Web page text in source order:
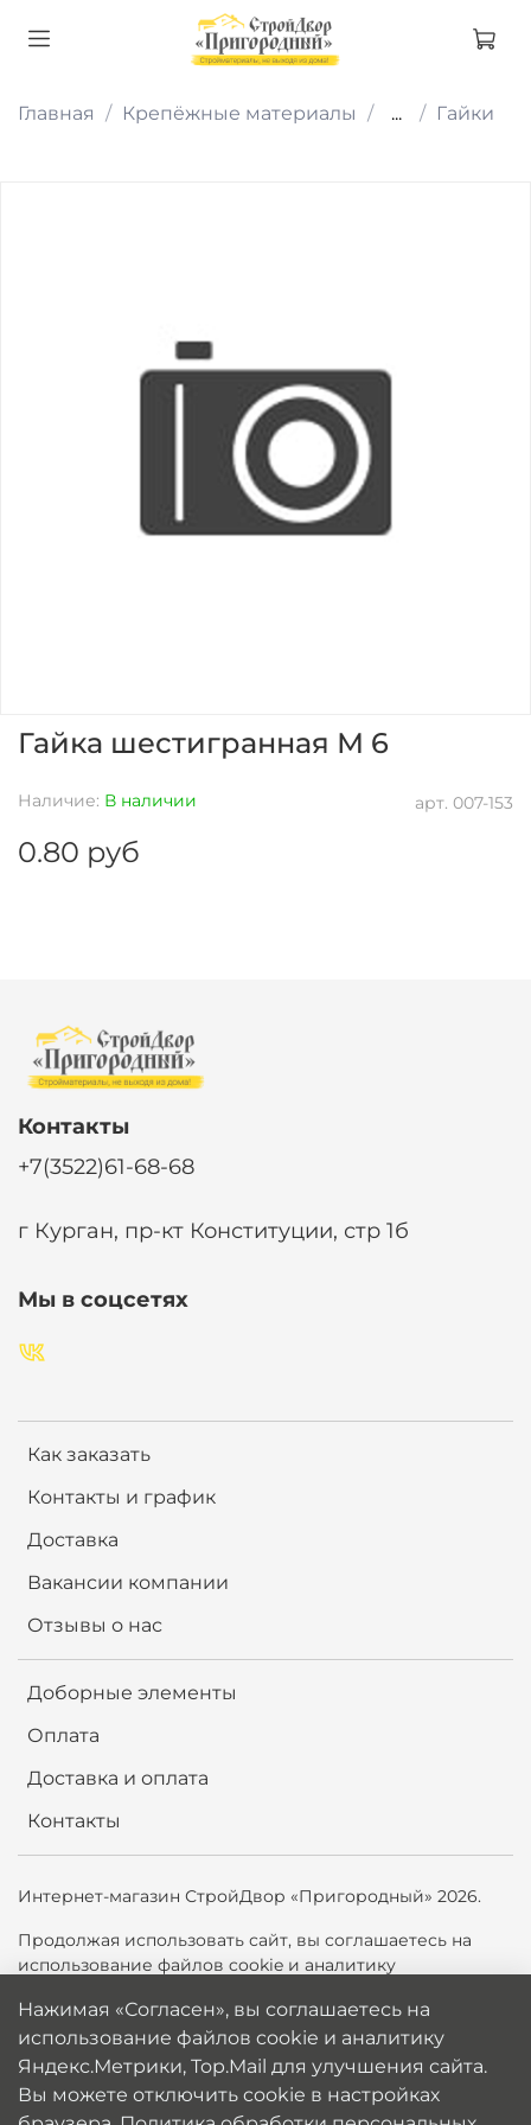
Главная Крепёжные материалы ... Гайки
арт. 007-153
Наличие: В наличии
Гайка шестигранная М 6
0.80 руб
Как заказать
Контакты и график
Доставка
Вакансии компании
Отзывы о нас
Доборные элементы
Оплата
Доставка и оплата
Контакты
Контакты
+7(3522)61-68-68
г Курган, пр-кт Конституции, стр 1б
Мы в соцсетях
Интернет-магазин СтройДвор «Пригородный» 2026.
Продолжая использовать сайт, вы соглашаетесь на
использование файлов cookie и аналитику
можете отключить cookie в настройках браузера.
Политика обработки персональных данных
Нажимая «Согласен», вы соглашаетесь на
использование файлов cookie и аналитику
Яндекс.Метрики, Top.Mail для улучшения сайта.
Вы можете отключить cookie в настройках